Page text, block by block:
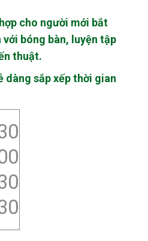
cho người mới bắt
bóng bàn, luyện tập
thuật.
dàng sắp xếp thời gian